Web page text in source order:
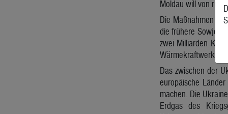
Moldau will von
Die Maßnahmen
die frühere Sowjet-
zwei Milliarden
Wärmekraftwerk
Das zwischen der
europäische
machen. Die
Erdgas des